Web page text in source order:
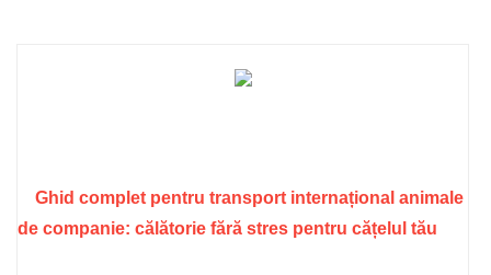
Ghid complet pentru transport internațional animale
de companie: călătorie fără stres pentru cățelul tău